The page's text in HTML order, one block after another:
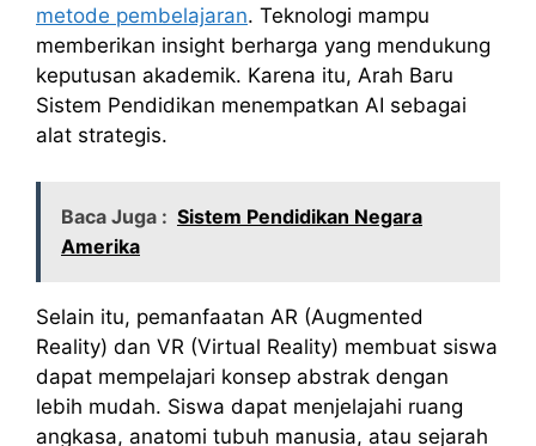
metode pembelajaran. Teknologi mampu
memberikan insight berharga yang mendukung
keputusan akademik. Karena itu, Arah Baru
Sistem Pendidikan menempatkan AI sebagai
alat strategis.
Baca Juga : Sistem Pendidikan Negara
Amerika
Selain itu, pemanfaatan AR (Augmented
Reality) dan VR (Virtual Reality) membuat siswa
dapat mempelajari konsep abstrak dengan
lebih mudah. Siswa dapat menjelajahi ruang
angkasa, anatomi tubuh manusia, atau sejarah